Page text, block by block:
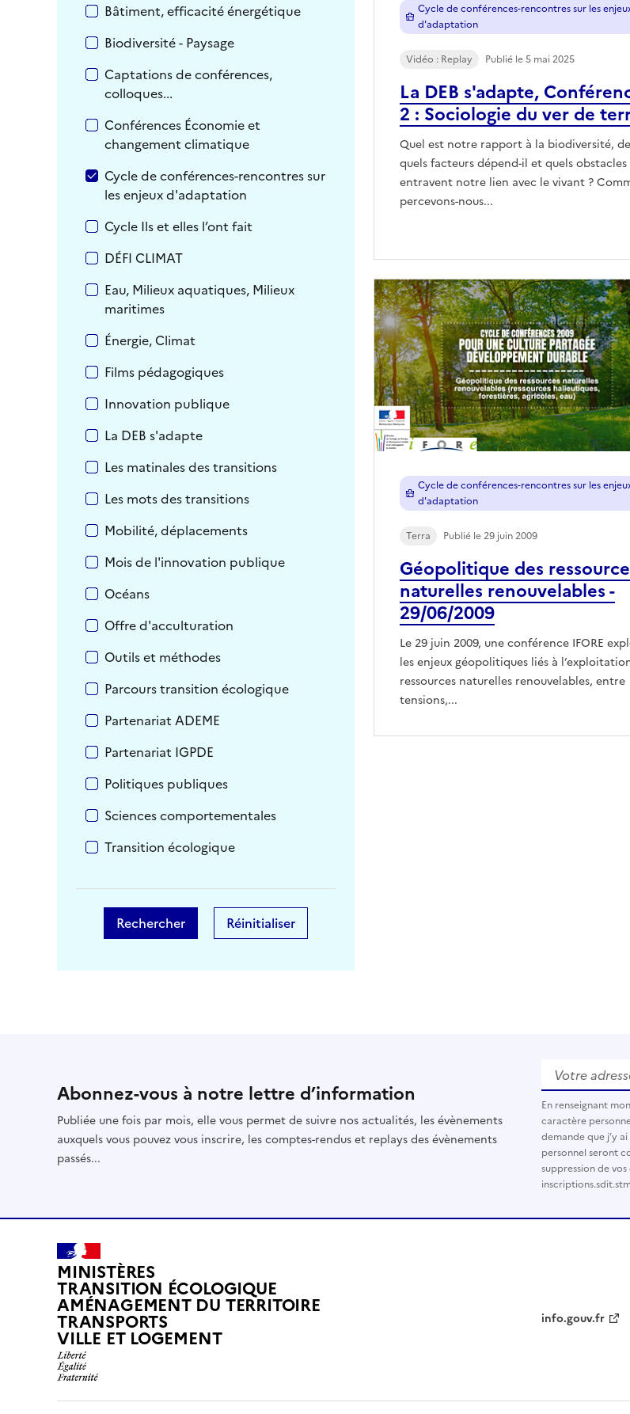
Bâtiment, efficacité énergétique
Biodiversité - Paysage
Captations de conférences,
colloques...
Conférences Économie et
changement climatique
Cycle de conférences-rencontres sur
les enjeux d'adaptation
Cycle Ils et elles l’ont fait
DÉFI CLIMAT
Eau, Milieux aquatiques, Milieux
maritimes
Énergie, Climat
Films pédagogiques
Innovation publique
La DEB s'adapte
Les matinales des transitions
Les mots des transitions
Mobilité, déplacements
Mois de l'innovation publique
Océans
Offre d'acculturation
Outils et méthodes
Parcours transition écologique
Partenariat ADEME
Partenariat IGPDE
Politiques publiques
Sciences comportementales
Transition écologique
Rechercher Réinitialiser
La DEB s'adapte,
2 : Sociologie du ver de
Quel est notre rapport à la biodiversité, de
quels facteurs dépend-il et quels obstacles
entravent notre lien avec le vivant ?
percevons-nous...
Cycle de conférences-rencontres sur les
d'adaptation
Vidéo : Replay Publié le 5 mai 2025
Géopolitique des
naturelles renouvelables -
29/06/2009
Le 29 juin 2009, une conférence IFORE
les enjeux géopolitiques liés à
ressources naturelles renouvelables, entre
tensions,...
Cycle de conférences-rencontres sur les
d'adaptation
Terra Publié le 29 juin 2009
Abonnez-vous à notre lettre d’information
Publiée une fois par mois, elle vous permet de suivre nos actualités, les évènements
auxquels vous pouvez vous inscrire, les comptes-rendus et replays des évènements
passés...
Votre
En renseignant
caractère
demande que j’y
personnel seront
suppression de
MINISTÈRES
TRANSITION ÉCOLOGIQUE
AMÉNAGEMENT DU TERRITOIRE
TRANSPORTS
VILLE ET LOGEMENT
info.gouv.fr